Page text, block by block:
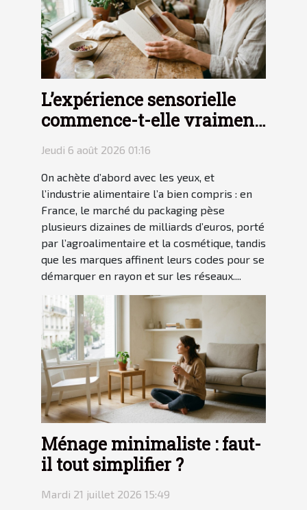
L’expérience sensorielle
commence-t-elle vraiment
avec le packaging ?
Jeudi 6 août 2026 01:16
On achète d’abord avec les yeux, et
l’industrie alimentaire l’a bien compris : en
France, le marché du packaging pèse
plusieurs dizaines de milliards d’euros, porté
par l’agroalimentaire et la cosmétique, tandis
que les marques affinent leurs codes pour se
démarquer en rayon et sur les réseaux....
Ménage minimaliste : faut-
il tout simplifier ?
Mardi 21 juillet 2026 15:49